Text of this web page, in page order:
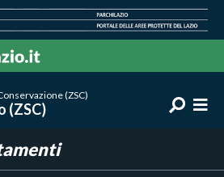
(ZSC)
(ZSC)